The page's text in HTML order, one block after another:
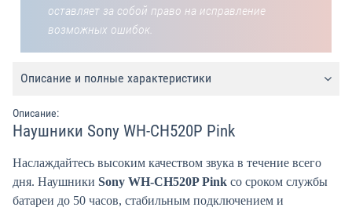
оставляет за собой право на исправление
возможных ошибок.
Описание и полные характеристики
Описание:
Наушники Sony WH-CH520P Pink
Наслаждайтесь высоким качеством звука в течение всего
дня. Наушники Sony WH-CH520P Pink со сроком службы
батареи до 50 часов, стабильным подключением и